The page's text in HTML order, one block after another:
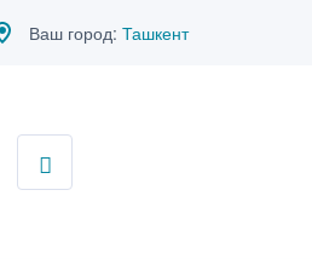
Ваш город: Ташкент